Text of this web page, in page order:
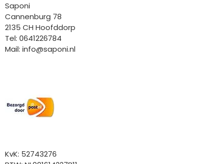
Saponi
Cannenburg 78
2135 CH Hoofddorp
Tel: 0641226784
Mail: info@saponi.nl
KvK: 52743276